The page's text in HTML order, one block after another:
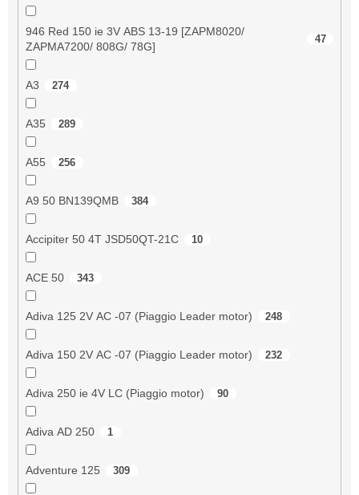
946 Red 150 ie 3V ABS 13-19 [ZAPM8020/
ZAPMA7200/ 808G/ 78G]
47
A3 274
A35 289
A55 256
A9 50 BN139QMB 384
Accipiter 50 4T JSD50QT-21C 10
ACE 50 343
Adiva 125 2V AC -07 (Piaggio Leader motor) 248
Adiva 150 2V AC -07 (Piaggio Leader motor) 232
Adiva 250 ie 4V LC (Piaggio motor) 90
Adiva AD 250 1
Adventure 125 309